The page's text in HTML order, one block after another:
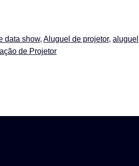
data show, Aluguel de projetor, aluguel
de Projetor